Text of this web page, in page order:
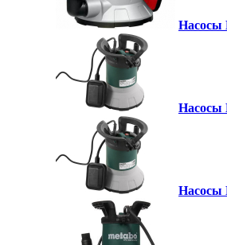
Насосы
Насосы
Насосы